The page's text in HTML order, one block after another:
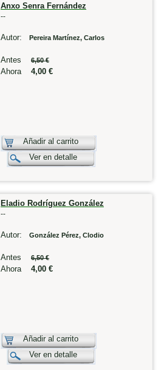
Anxo Senra Fernández
--
Autor: Pereira Martínez, Carlos
Antes 6,50 €
Ahora 4,00 €
Añadir al carrito
Ver en detalle
Eladio Rodríguez González
--
Autor: González Pérez, Clodio
Antes 6,50 €
Ahora 4,00 €
Añadir al carrito
Ver en detalle